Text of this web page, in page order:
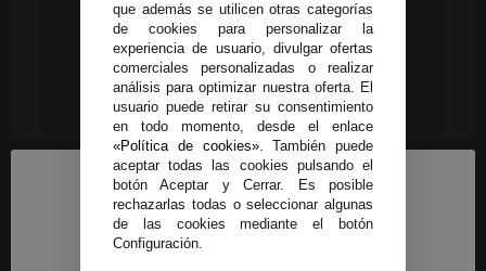
que además se utilicen otras categorías
de cookies para personalizar la
experiencia de usuario, divulgar ofertas
comerciales personalizadas o realizar
análisis para optimizar nuestra oferta. El
usuario puede retirar su consentimiento
en todo momento, desde el enlace
«Política de cookies». También puede
aceptar todas las cookies pulsando el
botón Aceptar y Cerrar. Es posible
rechazarlas todas o seleccionar algunas
de las cookies mediante el botón
Configuración.